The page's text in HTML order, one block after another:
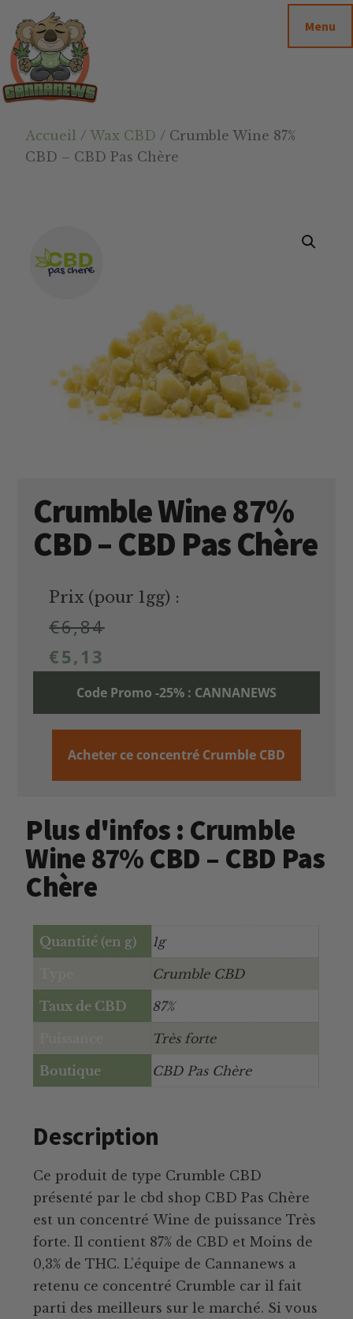
contenu
principal
barre
latérale
principale
footer
Cannanews.fr
Menu
Accueil /Wax CBD / Crumble Wine 87%
CBD – CBD Pas Chère
Crumble Wine 87%
CBD – CBD Pas Chère
Prix (pour 1gg) :
€6,84
€5,13
Code Promo -25% : CANNANEWS
Acheter ce concentré Crumble CBD
Plus d'infos : Crumble
Wine 87% CBD – CBD Pas
Chère
Quantité (en g) 1g
Crumble CBD
Taux de CBD 87%
Très forte
Boutique CBD Pas Chère
Description
Ce produit de type Crumble CBD
présenté par le cbd shop CBD Pas Chère
est un concentré Wine de puissance Très
forte. Il contient 87% de CBD et Moins de
0,3% de THC. L’équipe de Cannanews a
retenu ce concentré Crumble car il fait
parti des meilleurs sur le marché. Si vous